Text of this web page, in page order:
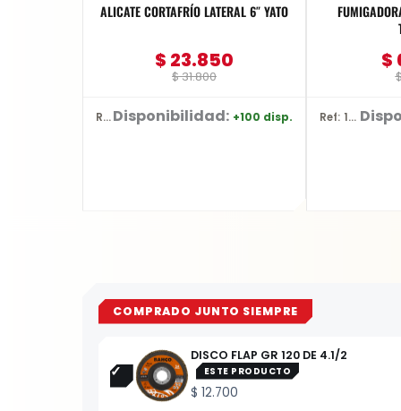
ALICATE CORTAFRÍO LATERAL 6″ YATO
$31.800
$ 23.850
Ref: YT-2036Disponibilidad: +100 disp.
$
Ref: 1837
COMPRADO JUNTO SIEMPRE
DISCO FLAP GR 120 DE 4.1/2
ESTE PRODUCTO
$ 12.700